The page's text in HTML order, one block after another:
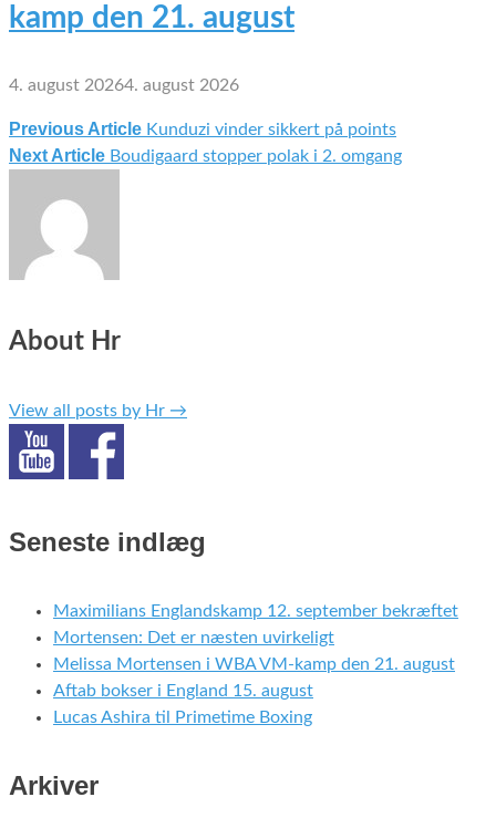
kamp den 21. august
4. august 20264. august 2026
Indlægsnavigation
Previous Article Kunduzi vinder sikkert på points
Next Article Boudigaard stopper polak i 2. omgang
About Hr
View all posts by Hr →
Seneste indlæg
Maximilians Englandskamp 12. september bekræftet
Mortensen: Det er næsten uvirkeligt
Melissa Mortensen i WBA VM-kamp den 21. august
Aftab bokser i England 15. august
Lucas Ashira til Primetime Boxing
Arkiver